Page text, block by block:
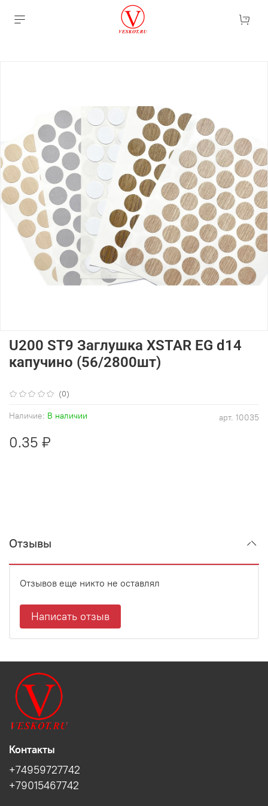
(0)
арт. 10035
Наличие: В наличии
U200 ST9 Заглушка XSTAR EG d14
капучино (56/2800шт)
0.35 ₽
Отзывы
Отзывов еще никто не оставлял
Написать отзыв
Контакты
+74959727742
+79015467742